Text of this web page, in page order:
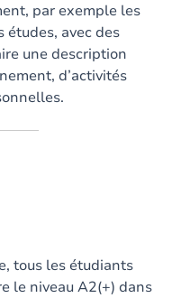
par exemple les
études, avec des
une description
d’activités
tous les étudiants
le niveau A2(+) dans